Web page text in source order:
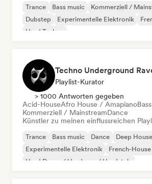
Trance Bass music Kommerziell /
Dubstep
Experimentelle Elektronik
Hard Techno
Playlist-Kurator
> 1000 Antworten gegeben
Acid-HouseAfro House / Amapiano
Kommerziell / MainstreamDance
Künstler zu meinen einflussreichen
Trance Bass music Dance Deep House
Experimentelle Elektronik
French-House
Hard Dance / Hardcore / Hardstyle